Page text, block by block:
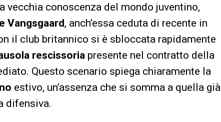
vecchia conoscenza del mondo juventino,
Vangsgaard, anch’essa ceduta di recente in
il club britannico si è sbloccata rapidamente
rescissoria presente nel contratto della
Questo scenario spiega chiaramente la
estivo, un’assenza che si somma a quella già
difensiva.